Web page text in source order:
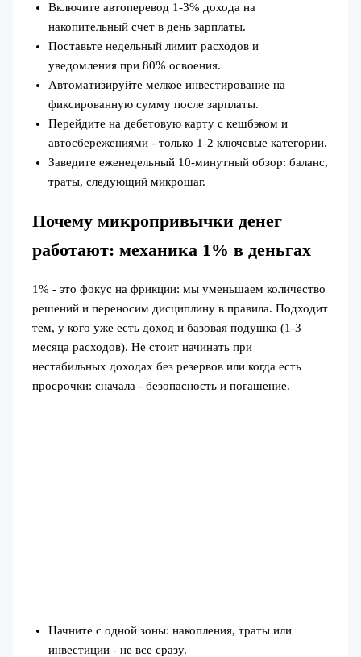
Включите автоперевод 1-3% дохода на
накопительный счет в день зарплаты.
Поставьте недельный лимит расходов и
уведомления при 80% освоения.
Автоматизируйте мелкое инвестирование на
фиксированную сумму после зарплаты.
Перейдите на дебетовую карту с кешбэком и
автосбережениями - только 1-2 ключевые категории.
Заведите еженедельный 10‑минутный обзор: баланс,
траты, следующий микрошаг.
Почему микропривычки денег
работают: механика 1% в деньгах
1% - это фокус на фрикции: мы уменьшаем количество
решений и переносим дисциплину в правила. Подходит
тем, у кого уже есть доход и базовая подушка (1-3
месяца расходов). Не стоит начинать при
нестабильных доходах без резервов или когда есть
просрочки: сначала - безопасность и погашение.
Начните с одной зоны: накопления, траты или
инвестиции - не все сразу.